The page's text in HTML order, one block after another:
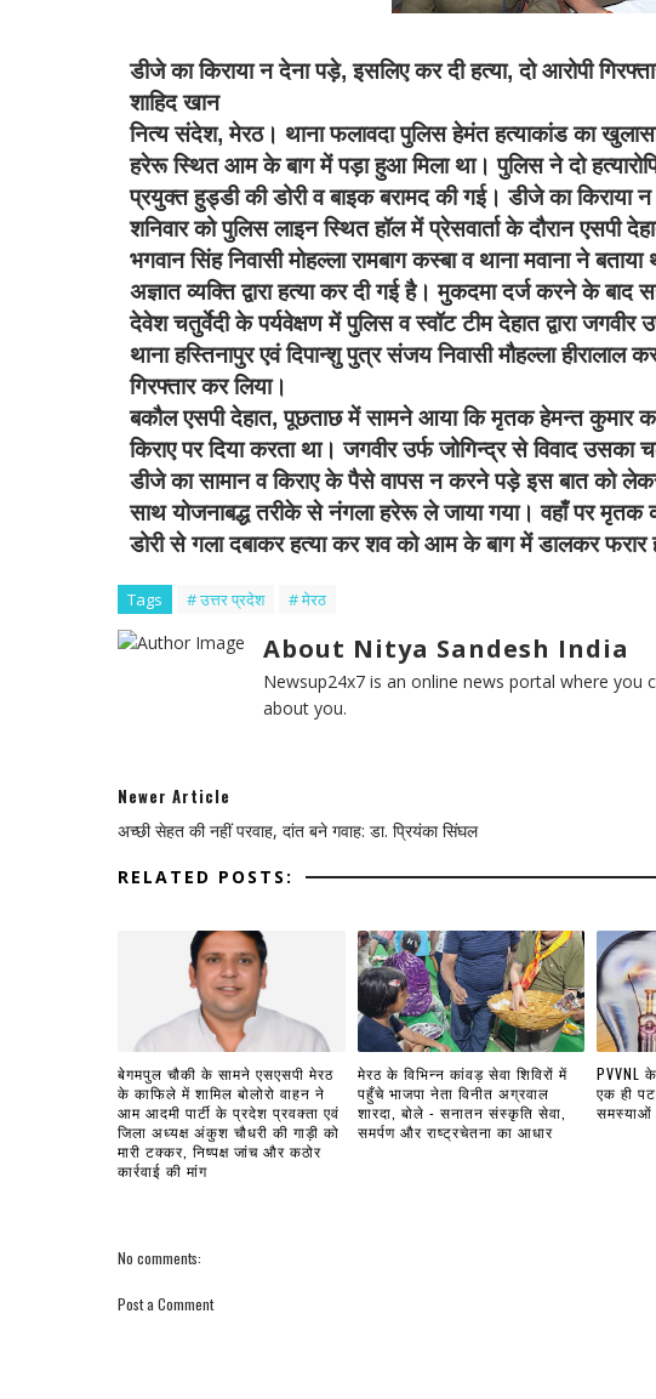
डीजे का किराया न देना पड़े, इसलिए कर दी हत्या, दो आरोपी
शाहिद खान
नित्य संदेश,मेरठ। थाना फलावदा पुलिस हेमंत हत्याकांड का
हरेरू स्थित आम के बाग में पड़ा हुआ मिला था। पुलिस ने दो
प्रयुक्त हुड्डी की डोरी व बाइक बरामद की गई। डीजे का किराया
शनिवार को पुलिस लाइन स्थित हॉल में प्रेसवार्ता के दौरान एसपी
भगवान सिंह निवासी मोहल्ला रामबाग कस्बा व थाना मवाना ने
अज्ञात व्यक्ति द्वारा हत्या कर दी गई है। मुकदमा दर्ज करने के बाद
देवेश चतुर्वेदी के पर्यवेक्षण में पुलिस व स्वॉट टीम देहात द्वारा जगवीर
थाना हस्तिनापुर एवं दिपान्शु पुत्र संजय निवासी मौहल्ला
गिरफ्तार कर लिया।
बकौल एसपी देहात, पूछताछ में सामने आया कि मृतक हेमन्त कुमार
किराए पर दिया करता था। जगवीर उर्फ जोगिन्द्र से विवाद
डीजे का सामान व किराए के पैसे वापस न करने पड़े इस बात को
साथ योजनाबद्ध तरीके से नंगला हरेरू ले जाया गया। वहाँ पर
डोरी से गला दबाकर हत्या कर शव को आम के बाग में डालकर फरार
Tags # उत्तर प्रदेश # मेरठ
About Nitya Sandesh India
Newsup24x7 is an online news portal where
about you.
Newer Article
अच्छी सेहत की नहीं परवाह, दांत बने गवाह: डा. प्रियंका सिंघल
RELATED POSTS:
बेगमपुल चौकी के सामने एसएसपी मेरठ
के काफिले में शामिल बोलोरो वाहन ने
आम आदमी पार्टी के प्रदेश प्रवक्ता एवं
जिला अध्यक्ष अंकुश चौधरी की गाड़ी को
मारी टक्कर, निष्पक्ष जांच और कठोर
कार्रवाई की मांग
मेरठ के विभिन्न कांवड़ सेवा शिविरों में
पहुँचे भाजपा नेता विनीत अग्रवाल
शारदा, बोले - सनातन संस्कृति सेवा,
समर्पण और राष्ट्रचेतना का आधार
PVVNL
एक ही
समस्याओं
No comments:
Post a Comment